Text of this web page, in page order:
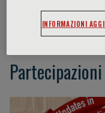
AdamoINFORMAZIONI